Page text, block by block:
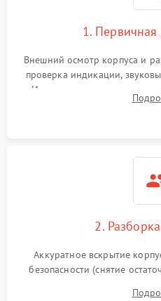
1. Первичная
Внешний осмотр корпуса и
проверка индикации,
Измерение входного и
реакции ИБП на
2.
Аккуратное вскрытие
безопасности (снятие